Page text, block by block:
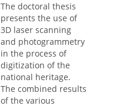
The doctoral thesis
presents the use of
3D laser scanning
and photogrammetry
in the process of
digitization of the
national heritage.
The combined results
of the various